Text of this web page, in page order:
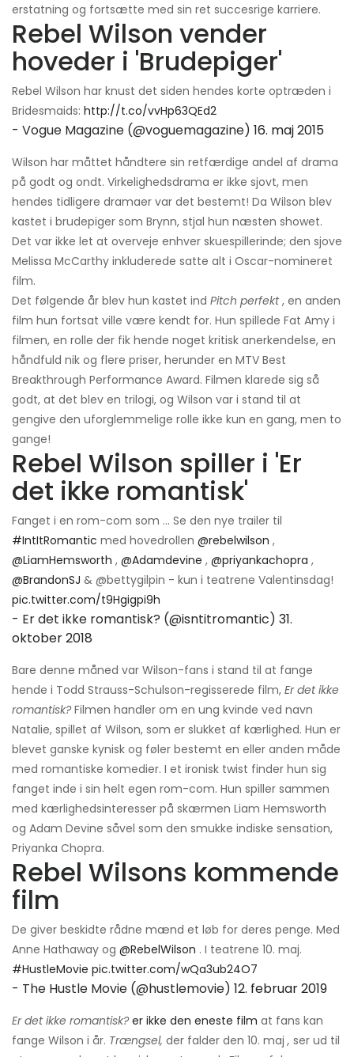
erstatning og fortsætte med sin ret succesrige karriere.
Rebel Wilson vender
hoveder i 'Brudepiger'
Rebel Wilson har knust det siden hendes korte optræden i
Bridesmaids: http://t.co/vvHp63QEd2
- Vogue Magazine (@voguemagazine) 16. maj 2015
Wilson har måttet håndtere sin retfærdige andel af drama
på godt og ondt. Virkelighedsdrama er ikke sjovt, men
hendes tidligere dramaer var det bestemt! Da Wilson blev
kastet i brudepiger som Brynn, stjal hun næsten showet.
Det var ikke let at overveje enhver skuespillerinde; den sjove
Melissa McCarthy inkluderede satte alt i Oscar-nomineret
film.
Det følgende år blev hun kastet ind Pitch perfekt, en anden
film hun fortsat ville være kendt for. Hun spillede Fat Amy i
filmen, en rolle der fik hende noget kritisk anerkendelse, en
håndfuld nik og flere priser, herunder en MTV Best
Breakthrough Performance Award. Filmen klarede sig så
godt, at det blev en trilogi, og Wilson var i stand til at
gengive den uforglemmelige rolle ikke kun en gang, men to
gange!
Rebel Wilson spiller i 'Er
det ikke romantisk'
Fanget i en rom-com som ... Se den nye trailer til
#IntItRomantic med hovedrollen @rebelwilson ,
@LiamHemsworth , @Adamdevine , @priyankachopra ,
@BrandonSJ & @bettygilpin - kun i teatrene Valentinsdag!
pic.twitter.com/t9Hgigpi9h
- Er det ikke romantisk? (@isntitromantic) 31.
oktober 2018
Bare denne måned var Wilson-fans i stand til at fange
hende i Todd Strauss-Schulson-regisserede film, Er det ikke
romantisk?Filmen handler om en ung kvinde ved navn
Natalie, spillet af Wilson, som er slukket af kærlighed. Hun er
blevet ganske kynisk og føler bestemt en eller anden måde
med romantiske komedier. I et ironisk twist finder hun sig
fanget inde i sin helt egen rom-com. Hun spiller sammen
med kærlighedsinteresser på skærmen Liam Hemsworth
og Adam Devine såvel som den smukke indiske sensation,
Priyanka Chopra.
Rebel Wilsons kommende
film
De giver beskidte rådne mænd et løb for deres penge. Med
Anne Hathaway og @RebelWilson . I teatrene 10. maj.
#HustleMovie pic.twitter.com/wQa3ub24O7
- The Hustle Movie (@hustlemovie) 12. februar 2019
Er det ikke romantisk? er ikke den eneste film at fans kan
fange Wilson i år. Trængsel, der falder den 10. maj , ser ud til